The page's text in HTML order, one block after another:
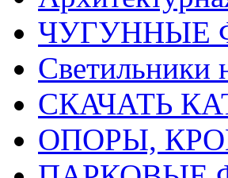
ЧУГУННЫЕ
Светильники
СКАЧАТЬ
ОПОРЫ,